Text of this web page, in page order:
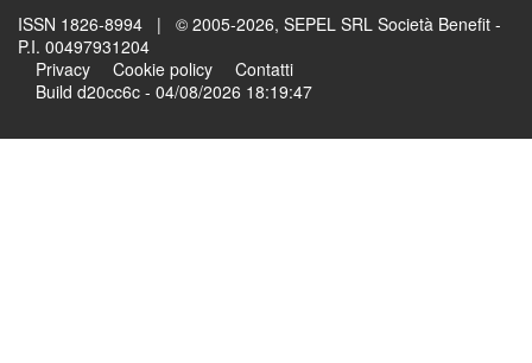
ISSN 1826-8994 | © 2005-2026, SEPEL SRL Società Benefit -
P.I. 00497931204
Privacy
Cookie policy
Contatti
Build d20cc6c - 04/08/2026 18:19:47